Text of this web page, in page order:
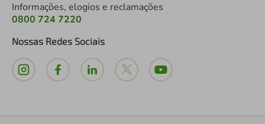
Informações, elogios e reclamações
0800 724 7220
Nossas Redes Sociais